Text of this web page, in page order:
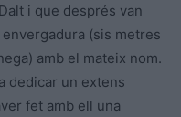
i que després van
(sis metres
amb el mateix nom.
dedicar un extens
fet amb ell una